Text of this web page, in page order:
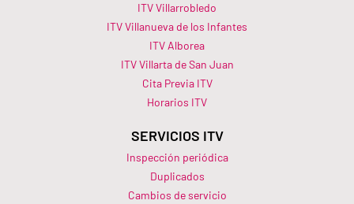
ITV Villarrobledo
ITV Villanueva de los Infantes
ITV Alborea
ITV Villarta de San Juan
Cita Previa ITV
Horarios ITV​
SERVICIOS ITV
Inspección periódica
Duplicados
Cambios de servicio